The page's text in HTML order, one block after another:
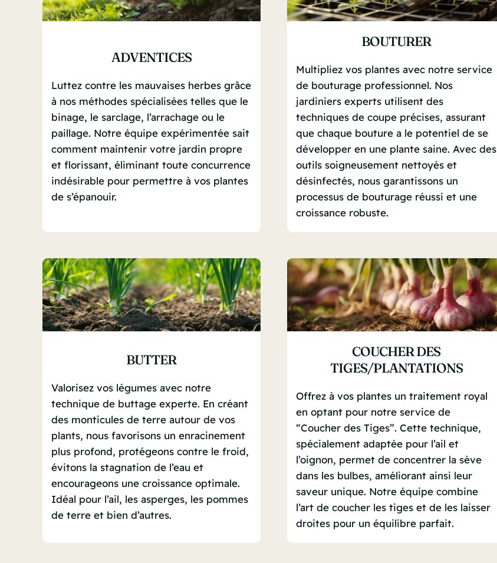
ADVENTICES
Luttez contre les mauvaises herbes grâce
à nos méthodes spécialisées telles que le
binage, le sarclage, l’arrachage ou le
paillage. Notre équipe expérimentée sait
comment maintenir votre jardin propre
et florissant, éliminant toute concurrence
indésirable pour permettre à vos plantes
de s’épanouir.
BOUTURER
Multipliez vos plantes avec notre service
de bouturage professionnel. Nos
jardiniers experts utilisent des
techniques de coupe précises, assurant
que chaque bouture a le potentiel de se
développer en une plante saine. Avec des
outils soigneusement nettoyés et
désinfectés, nous garantissons un
processus de bouturage réussi et une
croissance robuste.
BUTTER
Valorisez vos légumes avec notre
technique de buttage experte. En créant
des monticules de terre autour de vos
plants, nous favorisons un enracinement
plus profond, protégeons contre le froid,
évitons la stagnation de l’eau et
encourageons une croissance optimale.
Idéal pour l’ail, les asperges, les pommes
de terre et bien d’autres.
COUCHER DES
TIGES/PLANTATIONS
Offrez à vos plantes un traitement royal
en optant pour notre service de
“Coucher des Tiges”. Cette technique,
spécialement adaptée pour l’ail et
l’oignon, permet de concentrer la sève
dans les bulbes, améliorant ainsi leur
saveur unique. Notre équipe combine
l’art de coucher les tiges et de les laisser
droites pour un équilibre parfait.